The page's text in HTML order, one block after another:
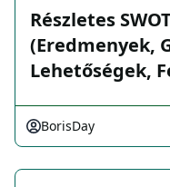
Részletes
(Eredmenyek,
Lehetőségek,
BorisDay